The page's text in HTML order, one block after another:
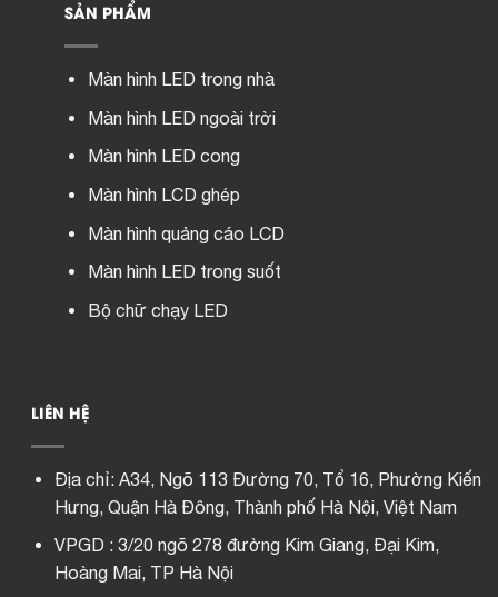
SẢN PHẨM
Màn hình LED trong nhà
Màn hình LED ngoài trời
Màn hình LED cong
Màn hình LCD ghép
Màn hình quảng cáo LCD
Màn hình LED trong suốt
Bộ chữ chạy LED
LIÊN HỆ
Địa chỉ: A34, Ngõ 113 Đường 70, Tổ 16, Phường Kiến
Hưng, Quận Hà Đông, Thành phố Hà Nội, Việt Nam
VPGD : 3/20 ngõ 278 đường Kim Giang, Đại Kim,
Hoàng Mai, TP Hà Nội